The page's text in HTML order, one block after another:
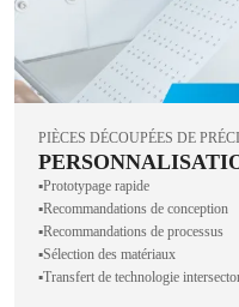
PIÈCES DÉCOUPÉES DE
▪️Prototypage rapide
▪️Recommandations de conception
▪️Recommandations de processus
▪️Sélection des matériaux
▪️Transfert de technologie